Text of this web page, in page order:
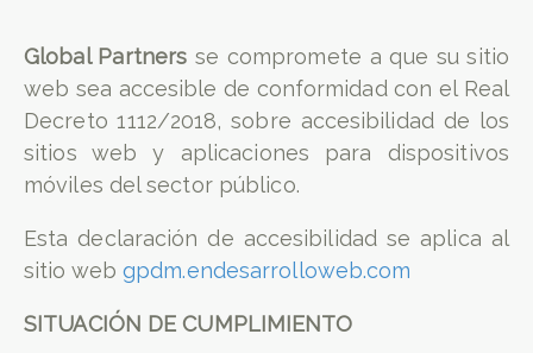
Global Partners se compromete a que su sitio
web sea accesible de conformidad con el Real
Decreto 1112/2018, sobre accesibilidad de los
sitios web y aplicaciones para dispositivos
móviles del sector público.
Esta declaración de accesibilidad se aplica al
sitio web gpdm.endesarrolloweb.com
SITUACIÓN DE CUMPLIMIENTO